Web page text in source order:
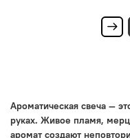
Ароматическая свеча —
руках. Живое пламя,
аромат создают